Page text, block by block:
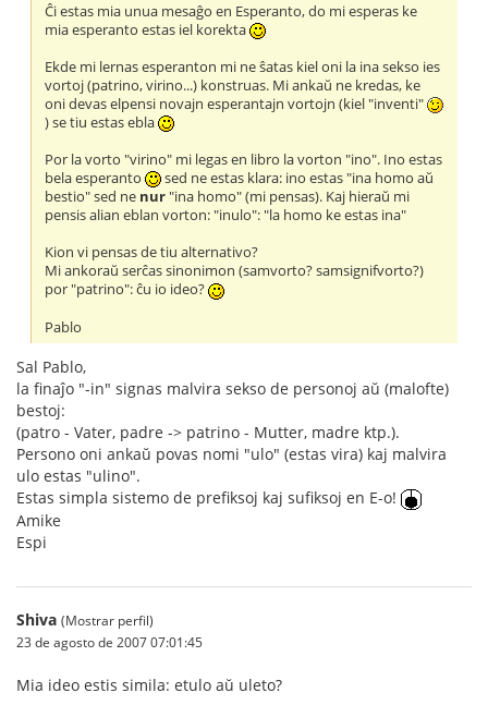
Ĉi estas mia unua mesaĝo en Esperanto, do mi esperas ke
mia esperanto estas iel korekta
Ekde mi lernas esperanton mi ne ŝatas kiel oni la ina sekso ies
vortoj (patrino, virino...) konstruas. Mi ankaŭ ne kredas, ke
oni devas elpensi novajn esperantajn vortojn (kiel "inventi"
) se tiu estas ebla
Por la vorto "virino" mi legas en libro la vorton "ino". Ino estas
bela esperanto
sed ne estas klara: ino estas "ina homo aŭ
bestio" sed ne nur"ina homo" (mi pensas). Kaj hieraŭ mi
pensis alian eblan vorton: "inulo": "la homo ke estas ina"
Kion vi pensas de tiu alternativo?
Mi ankoraŭ serĉas sinonimon (samvorto? samsignifvorto?)
por "patrino": ĉu io ideo?
Pablo
Sal Pablo,
la finaĵo "-in" signas malvira sekso de personoj aŭ (malofte)
bestoj:
(patro - Vater, padre -> patrino - Mutter, madre ktp.).
Persono oni ankaŭ povas nomi "ulo" (estas vira) kaj malvira
ulo estas "ulino".
Estas simpla sistemo de prefiksoj kaj sufiksoj en E-o!
Amike
Espi
Shiva (Mostrar perfil)
23 de agosto de 2007 07:01:45
Mia ideo estis simila: etulo aŭ uleto?